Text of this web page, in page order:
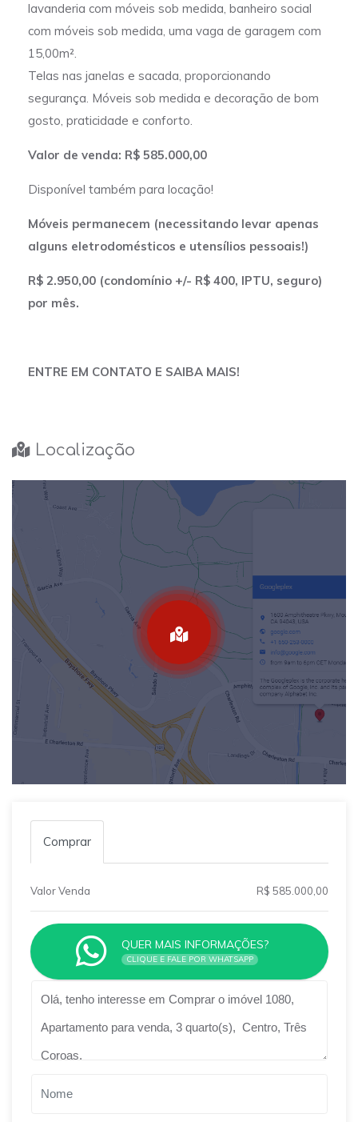
lavanderia com móveis sob medida, banheiro social
com móveis sob medida, uma vaga de garagem com
15,00m².
Telas nas janelas e sacada, proporcionando
segurança. Móveis sob medida e decoração de bom
gosto, praticidade e conforto.
Valor de venda: R$ 585.000,00
Disponível também para locação!
Móveis permanecem (necessitando levar apenas
alguns eletrodomésticos e utensílios pessoais!)
R$ 2.950,00 (condomínio +/- R$ 400, IPTU, seguro)
por mês.
ENTRE EM CONTATO E SAIBA MAIS!
Localização
Comprar
Valor Venda R$ 585.000,00
QUER MAIS INFORMAÇÕES?
CLIQUE E FALE POR WHATSAPP